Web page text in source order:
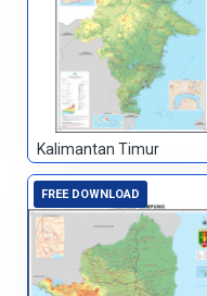
Kalimantan Timur
FREE DOWNLOAD